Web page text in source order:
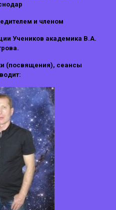
и членом
Учеников академика В.А.
(посвящения), сеансы